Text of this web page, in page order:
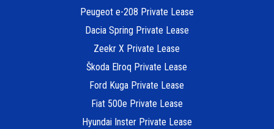
Peugeot e-208 Private Lease
Dacia Spring Private Lease
Zeekr X Private Lease
Škoda Elroq Private Lease
Ford Kuga Private Lease
Fiat 500e Private Lease
Hyundai Inster Private Lease